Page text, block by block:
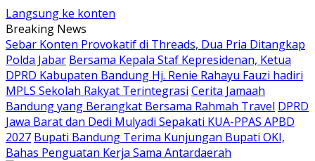
Langsung ke konten
Breaking News
Sebar Konten Provokatif di Threads, Dua Pria Ditangkap
Polda Jabar Bersama Kepala Staf Kepresidenan, Ketua
DPRD Kabupaten Bandung Hj. Renie Rahayu Fauzi hadiri
MPLS Sekolah Rakyat Terintegrasi Cerita Jamaah
Bandung yang Berangkat Bersama Rahmah Travel DPRD
Jawa Barat dan Dedi Mulyadi Sepakati KUA-PPAS APBD
2027 Bupati Bandung Terima Kunjungan Bupati OKI,
Bahas Penguatan Kerja Sama Antardaerah